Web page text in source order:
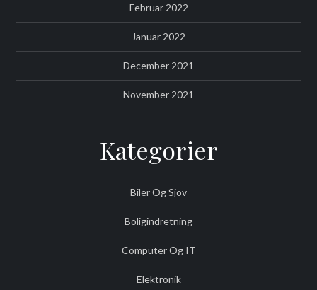
Februar 2022
Januar 2022
December 2021
November 2021
Kategorier
Biler Og Sjov
Boligindretning
Computer Og IT
Elektronik